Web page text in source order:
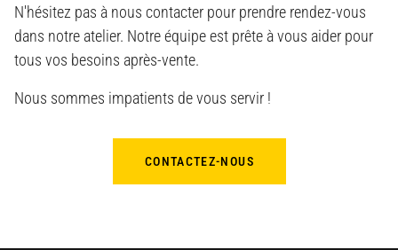
N'hésitez pas à nous contacter pour prendre rendez-vous
dans notre atelier. Notre équipe est prête à vous aider pour
tous vos besoins après-vente.
Nous sommes impatients de vous servir !
CONTACTEZ-NOUS